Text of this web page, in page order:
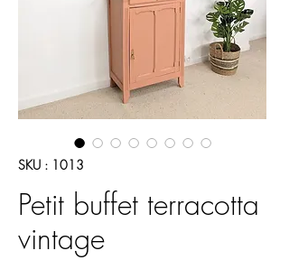
SKU : 1013
Petit buffet terracotta
vintage